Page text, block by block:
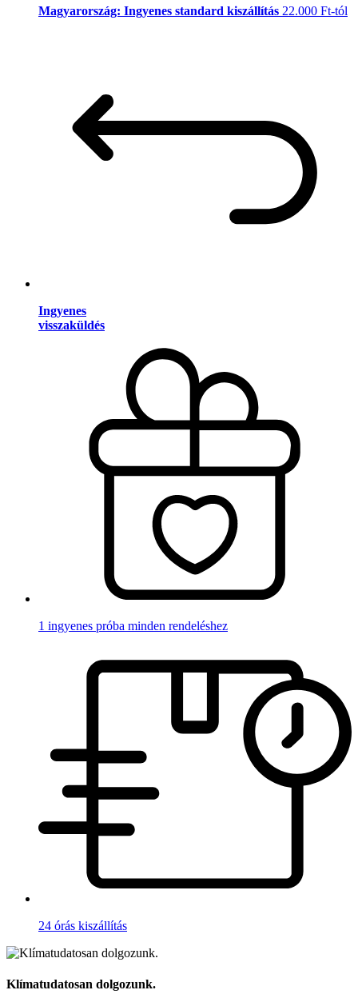
Magyarország: Ingyenes standard kiszállítás 22.000 Ft-tól
Ingyenes
visszaküldés
1 ingyenes próba minden rendeléshez
24 órás kiszállítás
Klímatudatosan dolgozunk.